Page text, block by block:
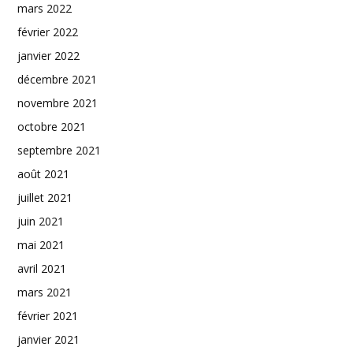
mars 2022
février 2022
janvier 2022
décembre 2021
novembre 2021
octobre 2021
septembre 2021
août 2021
juillet 2021
juin 2021
mai 2021
avril 2021
mars 2021
février 2021
janvier 2021